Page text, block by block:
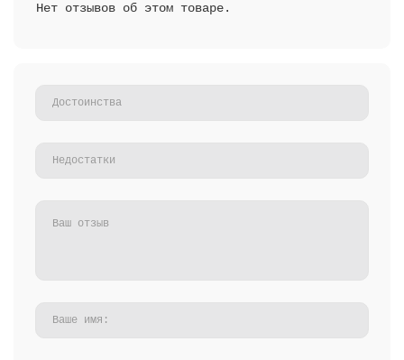
Нет отзывов об этом товаре.